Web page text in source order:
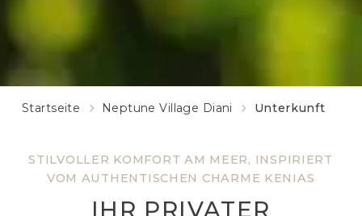
STILVOLLER KOMFORT AM MEER, INSPIRIERT
VOM AUTHENTISCHEN CHARME KENIAS
IHR PRIVATER
Startseite Neptune Village Diani Unterkunft